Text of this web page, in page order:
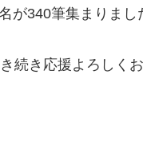
340筆集まりまし
続き応援よろしくお